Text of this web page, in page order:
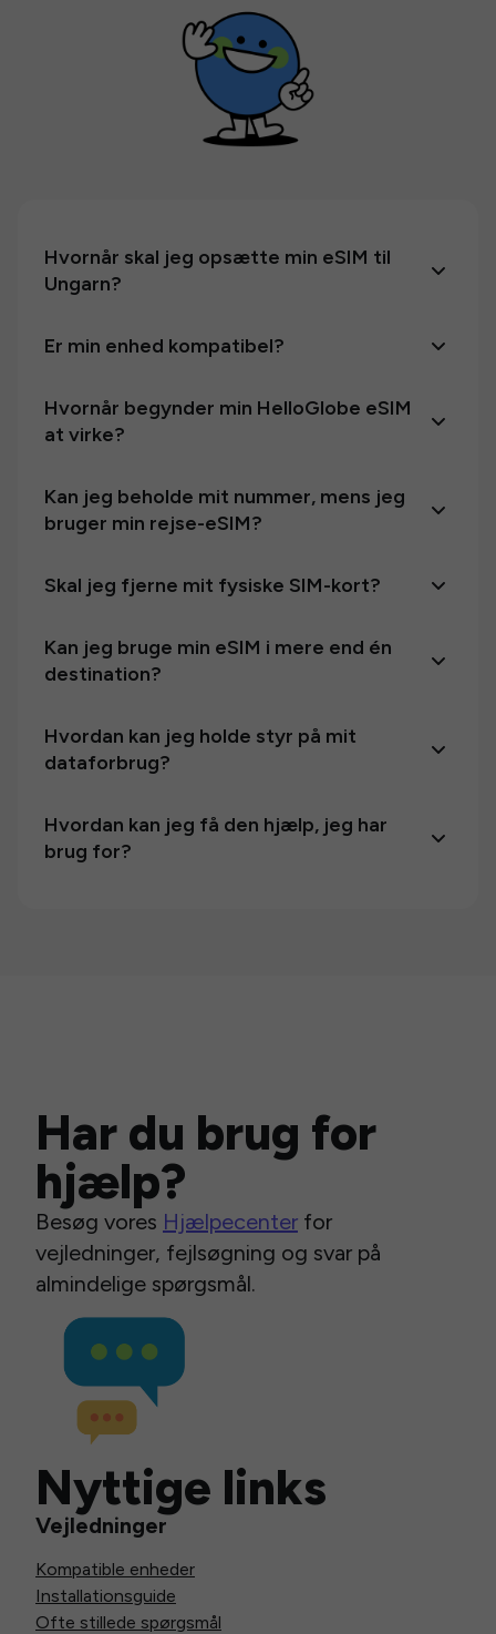
Hvornår skal jeg opsætte min eSIM til
Ungarn?
Er min enhed kompatibel?
Hvornår begynder min HelloGlobe eSIM
at virke?
Kan jeg beholde mit nummer, mens jeg
bruger min rejse-eSIM?
Skal jeg fjerne mit fysiske SIM-kort?
Kan jeg bruge min eSIM i mere end én
destination?
Hvordan kan jeg holde styr på mit
dataforbrug?
Hvordan kan jeg få den hjælp, jeg har
brug for?
Har du brug for
hjælp?
Besøg vores Hjælpecenter for
vejledninger, fejlsøgning og svar på
almindelige spørgsmål.
Nyttige links
Vejledninger
Kompatible enheder
Installationsguide
Ofte stillede spørgsmål